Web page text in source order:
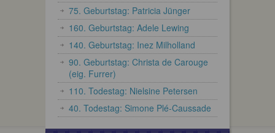
75. Geburtstag: Patricia Jünger
160. Geburtstag: Adele Lewing
140. Geburtstag: Inez Milholland
90. Geburtstag: Christa de Carouge
(eig. Furrer)
110. Todestag: Nielsine Petersen
40. Todestag: Simone Plé-Caussade